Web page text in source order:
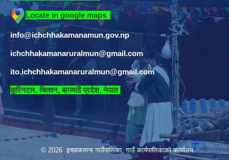
Locate in google maps
info@ichchhakamanamun.gov.np
ichchhakamanaruralmun@gmail.com
ito.ichchhakamanaruralmun@gmail.com​
कुरिनटार, चितवन, बागमती प्रदेश, नेपाल
© 2026 इच्छाकामना गाउँपालिका, गाउँ कार्यपालिकाको कार्यालय